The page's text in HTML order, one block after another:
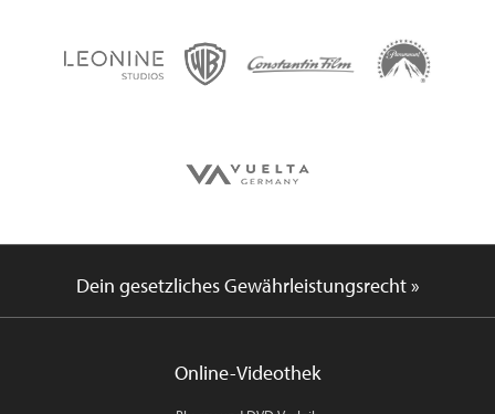
Dein gesetzliches Gewährleistungsrecht »
Online-Videothek